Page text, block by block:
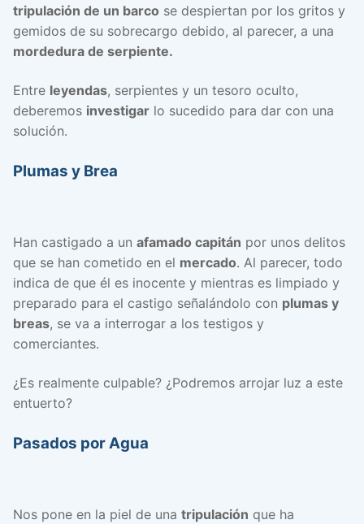
tripulación de un barco se despiertan por los gritos y
gemidos de su sobrecargo debido, al parecer, a una
mordedura de serpiente.
Entre leyendas, serpientes y un tesoro oculto,
deberemos investigar lo sucedido para dar con una
solución.
Plumas y Brea
Han castigado a un afamado capitán por unos delitos
que se han cometido en el mercado. Al parecer, todo
indica de que él es inocente y mientras es limpiado y
preparado para el castigo señalándolo con plumas y
breas, se va a interrogar a los testigos y
comerciantes.
¿Es realmente culpable? ¿Podremos arrojar luz a este
entuerto?
Pasados por Agua
Nos pone en la piel de una tripulación que ha